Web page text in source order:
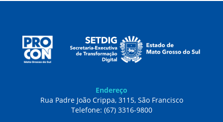
Endereço
Rua Padre João Crippa, 3115, São Francisco
Telefone: (67) 3316-9800